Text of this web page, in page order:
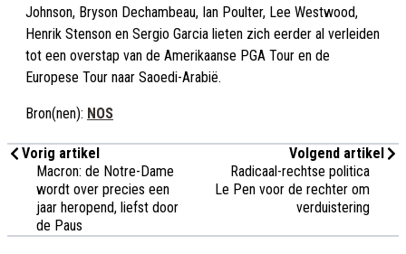
Johnson, Bryson Dechambeau, Ian Poulter, Lee Westwood,
Henrik Stenson en Sergio Garcia lieten zich eerder al verleiden
tot een overstap van de Amerikaanse PGA Tour en de
Europese Tour naar Saoedi-Arabië.
Bron(nen): NOS
Vorig artikel
Macron: de Notre-Dame
wordt over precies een
jaar heropend, liefst door
de Paus
Volgend artikel
Radicaal-rechtse politica
Le Pen voor de rechter om
verduistering